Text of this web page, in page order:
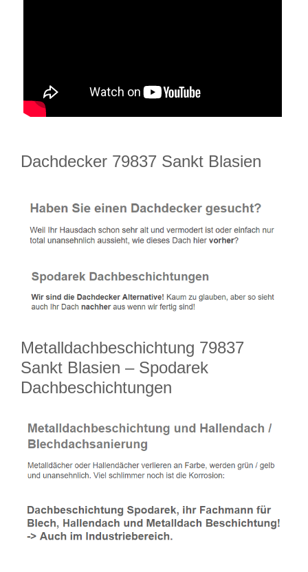
Dachdecker 79837 Sankt Blasien
Metalldachbeschichtung 79837
Sankt Blasien – Spodarek
Dachbeschichtungen